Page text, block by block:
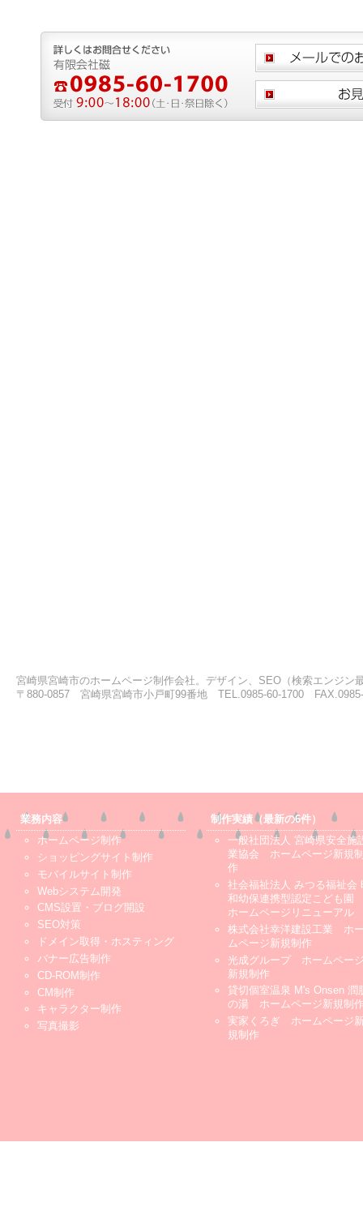
宮崎県宮崎市のホームページ制作会社。デザイン、SEO（検索エンジ
〒880-0857 宮崎県宮崎市小戸町99番地 TEL.0985-60-1700
業務内容
ホームページ制作
ショッピングサイト制作
モバイルサイト制作
Webシステム開発
CMS設置・ブログ開設
SEO対策
ドメイン取得・ホスティング
バナー広告制作
CD-ROM制作
CM制作
キャラクター制作
写真撮影
制作実績（最新の6件）
一般社団法人 宮崎県安全施
業協会 ホームページ新規
作
社会福祉法人 みつる福祉会
和幼保連携型認定こども
ホームページリニューアル
株式会社幸洋建設工業 ホ
ムページ新規制作
光成グループ ホームペー
新規制作
貸切個室温泉 M's Onsen 潤
の湯 ホームページ新規制
実家くろぎ ホームページ
規制作